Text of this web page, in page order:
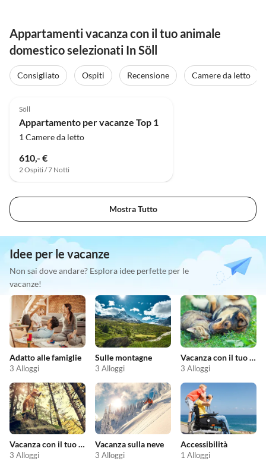
Appartamenti vacanza con il tuo animale
domestico selezionati In Söll
Consigliato Ospiti Recensione Camere da letto
Söll
Appartamento per vacanze Top 1
1 Camere da letto
610,- €
2 Ospiti / 7 Notti
Mostra Tutto
Idee per le vacanze
Non sai dove andare? Esplora idee perfette per le
vacanze!
Adatto alle famiglie
3 Alloggi
Sulle montagne
3 Alloggi
Vacanza con il tuo animale domestico
3 Alloggi
Vacanza con il tuo cane
3 Alloggi
Vacanza sulla neve
3 Alloggi
Accessibilità
1 Alloggi